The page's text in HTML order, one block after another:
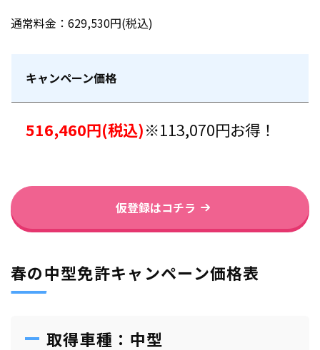
通常料金：629,530円(税込)
キャンペーン価格
516,460円(税込)※113,070円お得！
仮登録はコチラ
春の中型免許キャンペーン価格表
取得車種：中型